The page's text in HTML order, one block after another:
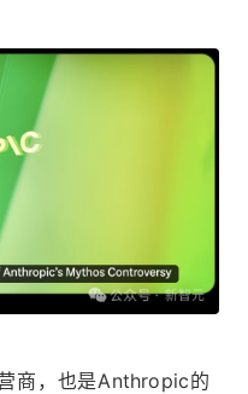
商，也是Anthropic的